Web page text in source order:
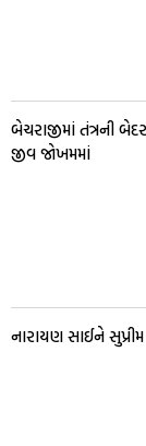
બેચરાજીમાં તંત્રની
જીવ જોખમમાં
નારાયણ સાઈને સુપ્રીમ